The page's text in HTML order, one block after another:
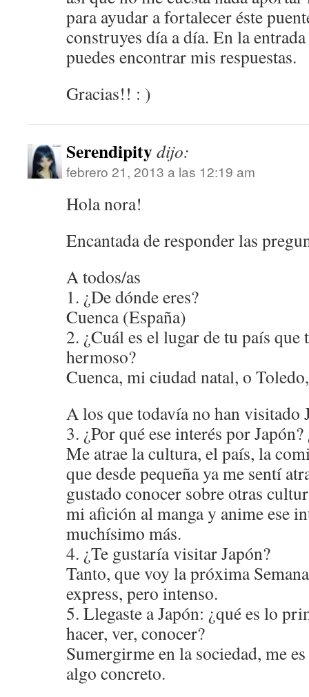
para ayudar a fortalecer éste
construyes día a día. En la
puedes encontrar mis respuestas.
Gracias!! : )
Serendipitydijo:
febrero 21, 2013 a las 12:19 am
Hola nora!
Encantada de responder las
A todos/as
1. ¿De dónde eres?
Cuenca (España)
2. ¿Cuál es el lugar de tu país que
hermoso?
Cuenca, mi ciudad natal, o
A los que todavía no han visitado
3. ¿Por qué ese interés por
Me atrae la cultura, el país, la
que desde pequeña ya me sentí
gustado conocer sobre otras
mi afición al manga y anime ese
muchísimo más.
4. ¿Te gustaría visitar Japón?
Tanto, que voy la próxima
express, pero intenso.
5. Llegaste a Japón: ¿qué es lo
hacer, ver, conocer?
Sumergirme en la sociedad, me
algo concreto.